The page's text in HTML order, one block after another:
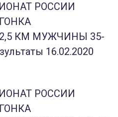
РОССИИ
КМ МУЖЧИНЫ 35-
16.02.2020
РОССИИ